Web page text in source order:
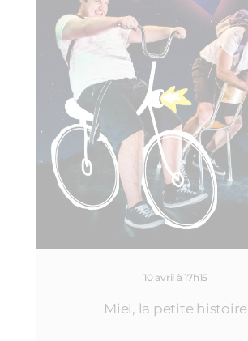
10 avril à 17h15
Miel, la petite histoire